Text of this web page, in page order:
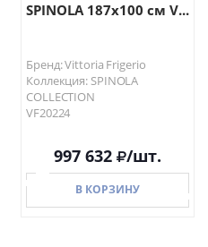
SPINOLA 187х100 см V...
Бренд: Vittoria Frigerio
Коллекция: SPINOLA
COLLECTION
VF20224
997 632 /шт.
В КОРЗИНУ